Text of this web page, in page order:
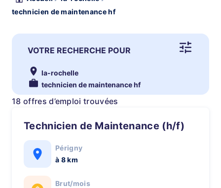
technicien de maintenance hf
VOTRE RECHERCHE POUR
la-rochelle
technicien de maintenance hf
18 offres d’emploi trouvées
Technicien de Maintenance (h/f)
Périgny
à 8 km
Brut/mois